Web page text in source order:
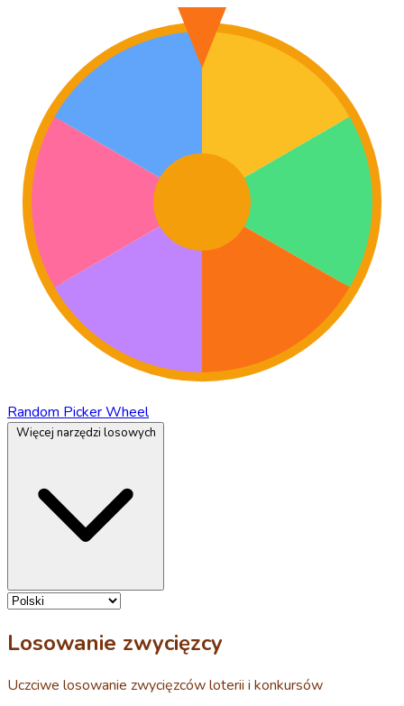
Random Picker Wheel
Losowanie zwycięzcy
Uczciwe losowanie zwycięzców loterii i konkursów